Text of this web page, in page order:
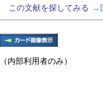
この文献を探してみる
→
（内部利用者のみ）